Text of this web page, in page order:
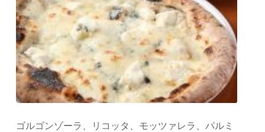
ゴルゴンゾーラ、リコッタ、モッツァレラ、パルミ